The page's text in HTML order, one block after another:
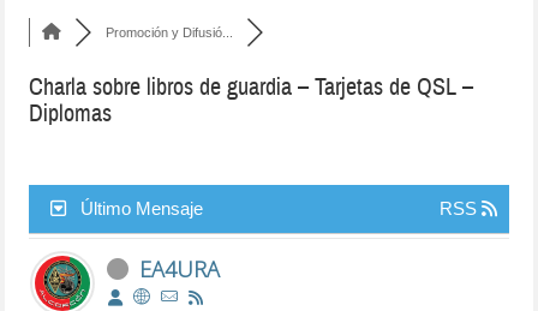
Promoción y Difusió...
Charla sobre libros de guardia – Tarjetas de QSL –
Diplomas
Último Mensaje RSS
EA4URA